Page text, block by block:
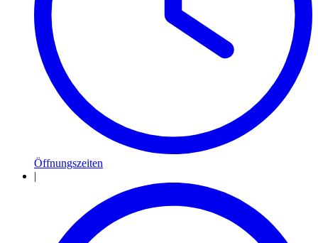
Öffnungszeiten
|